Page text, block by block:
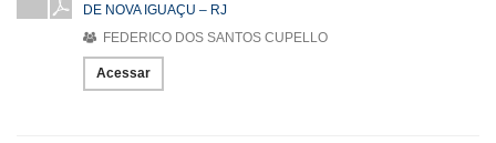
DE NOVA IGUAÇU – RJ
FEDERICO DOS SANTOS CUPELLO
Acessar